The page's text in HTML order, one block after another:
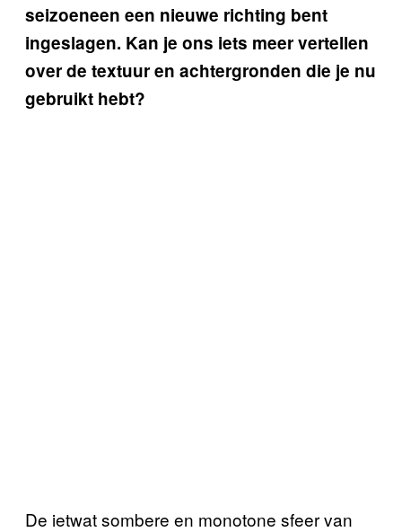
seizoeneen een nieuwe richting bent
ingeslagen. Kan je ons iets meer vertellen
over de textuur en achtergronden die je nu
gebruikt hebt?
De ietwat sombere en monotone sfeer van